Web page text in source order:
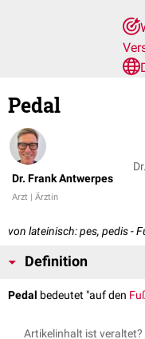
Pedal
Dr. Frank Antwerpes
Arzt | Ärztin
von lateinisch: pes, pedis -
Definition
Pedal bedeutet "auf den
Artikelinhalt ist veraltet?